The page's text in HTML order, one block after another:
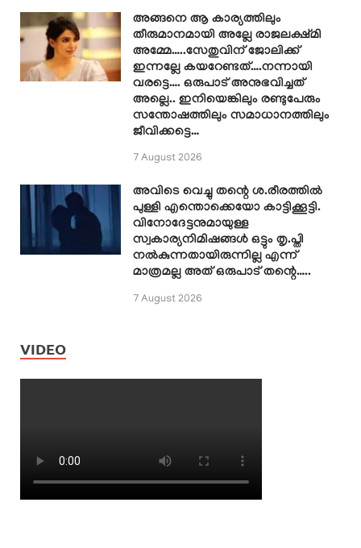
അങ്ങനെ ആ കാര്യത്തിലും
തീരുമാനമായി അല്ലേ രാജലക്ഷ്മി
അമ്മേ…..സേതുവിന് ജോലിക്ക്
ഇന്നല്ലേ കയറേണ്ടത്….നന്നായി
വരട്ടെ…. ഒരുപാട് അനുഭവിച്ചത്
അല്ലെ.. ഇനിയെങ്കിലും രണ്ടുപേരും
സന്തോഷത്തിലും സമാധാനത്തിലും
ജീവിക്കട്ടെ…
7 August 2026
അവിടെ വെച്ചു തന്റെ ശ.രീരത്തിൽ
പുള്ളി എന്തൊക്കെയോ കാട്ടിക്കൂട്ടി.
വിനോദേട്ടനുമായുള്ള
സ്വകാര്യനിമിഷങ്ങൾ ഒട്ടും തൃ.പ്തി
നൽകുന്നതായിരുന്നില്ല എന്ന്
മാത്രമല്ല അത് ഒരുപാട് തന്റെ…..
7 August 2026
VIDEO